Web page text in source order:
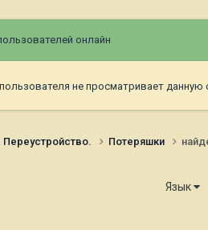
онлайн
не просматривает данную
Потеряшки
Язык